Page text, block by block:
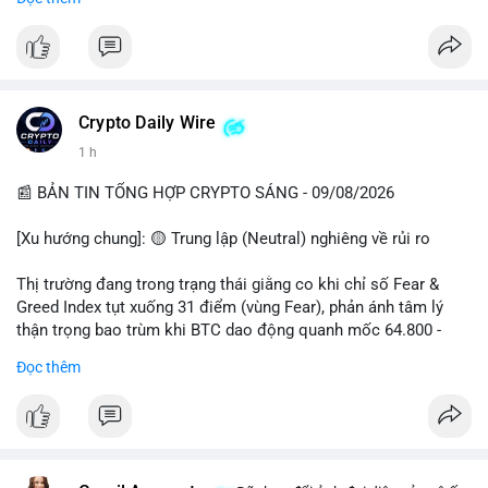
cổ đông vào tháng 2.
- Định chế tài chính: Delaware Life đưa BTC vào sản phẩm bảo
hiểm; Galaxy Digital lập quỹ đầu tư 100 triệu USD.
#binancesquare
$btc $eth $sol $xrp
#vlikevn #titanbot
📰 Nguồn: Decrypt
Crypto Daily Wire
1 h
📰 BẢN TIN TỔNG HỢP CRYPTO SÁNG - 09/08/2026
[Xu hướng chung]: 🟡 Trung lập (Neutral) nghiêng về rủi ro
Thị trường đang trong trạng thái giằng co khi chỉ số Fear &
Greed Index tụt xuống 31 điểm (vùng Fear), phản ánh tâm lý
thận trọng bao trùm khi BTC dao động quanh mốc 64.800 -
giao dịch BTC lớn được ghi nhận trong 24h qua, tổng trị giá
Đọc thêm